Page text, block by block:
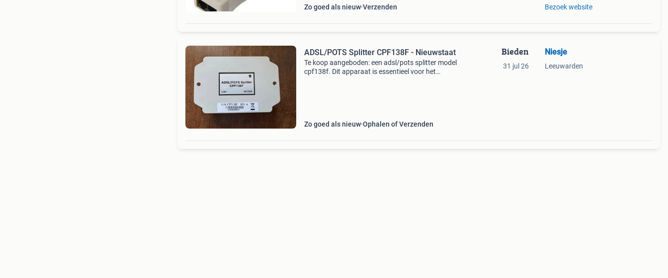
Zo goed als nieuw Verzenden Bezoek website
ADSL/POTS Splitter CPF138F - Nieuwstaat
Te koop aangeboden: een adsl/pots splitter model
cpf138f. Dit apparaat is essentieel voor het
Zo goed als nieuw Ophalen of Verzenden
Bieden
31 jul 26
Niesje
Leeuwarden